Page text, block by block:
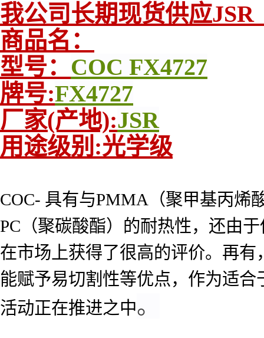
我公司长期现货供应JSR
商品名：
型号： COC FX4727
牌号:FX4727
厂家(产地):JSR
用途级别:光学级
COC- 具有与PMMA（聚甲基丙烯
PC（聚碳酸酯）的耐热性，还由
在市场上获得了很高的评价。再有
能赋予易切割性等优点，作为适
活动正在推进之中。